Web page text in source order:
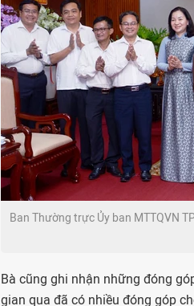
Ban Thường trực Ủy ban MTTQVN
Bà cũng ghi nhận những đóng
gian qua đã có nhiều đóng góp